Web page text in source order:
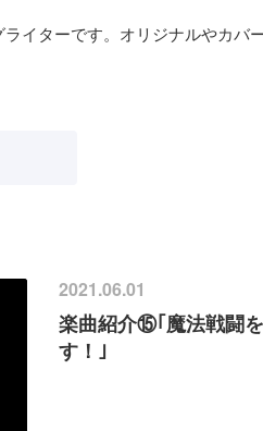
イターです。オリジナルやカバ
2021.06.01
楽曲紹介⑮｢魔法戦闘
す！｣